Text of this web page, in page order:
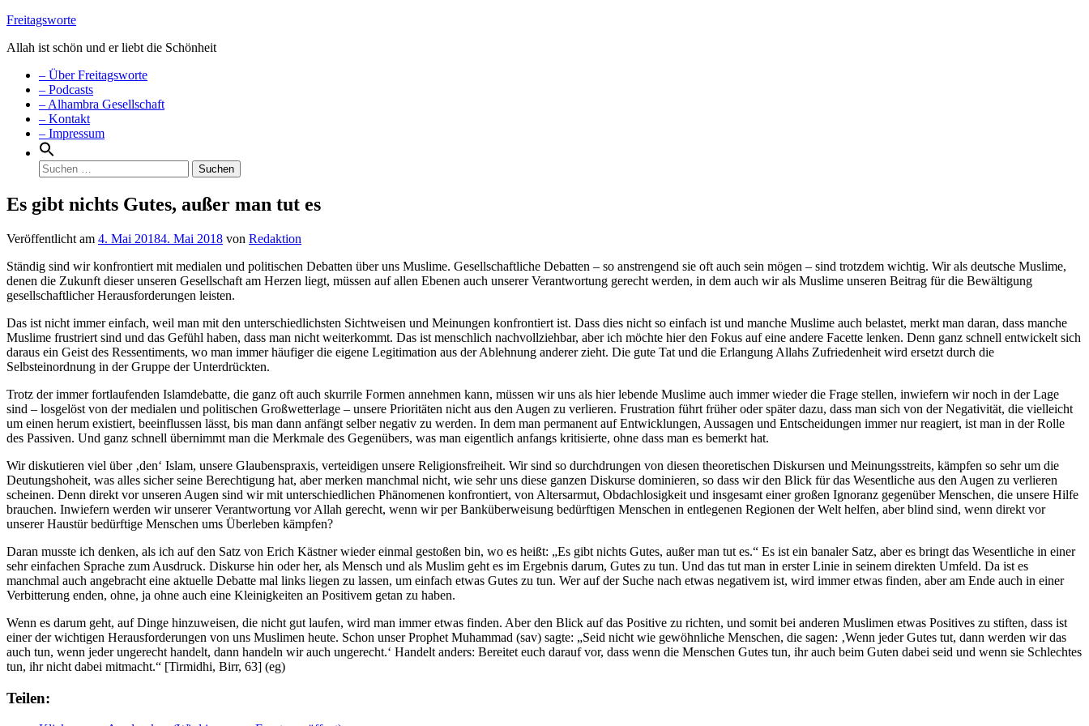
Weiter
Inhalt
Freitagsworte
Allah ist schön und er liebt die Schönheit
Menü– Über Freitagsworte
– Podcasts
– Alhambra Gesellschaft
– Kontakt
– Impressum
Suchen
nach:
Es gibt nichts Gutes, außer man tut es
Veröffentlicht am 4. Mai 20184. Mai 2018 von Redaktion
Ständig sind wir konfrontiert mit medialen und politischen Debatten über uns Muslime. Gesellschaftliche Debatten – so anstrengend sie oft auch sein mögen – sind trotzdem wichtig. Wir als deutsche Muslime,
denen die Zukunft dieser unseren Gesellschaft am Herzen liegt, müssen auf allen Ebenen auch unserer Verantwortung gerecht werden, in dem auch wir als Muslime unseren Beitrag für die Bewältigung
gesellschaftlicher Herausforderungen leisten.
Das ist nicht immer einfach, weil man mit den unterschiedlichsten Sichtweisen und Meinungen konfrontiert ist. Dass dies nicht so einfach ist und manche Muslime auch belastet, merkt man daran, dass manche
Muslime frustriert sind und das Gefühl haben, dass man nicht weiterkommt. Das ist menschlich nachvollziehbar, aber ich möchte hier den Fokus auf eine andere Facette lenken. Denn ganz schnell entwickelt sich
daraus ein Geist des Ressentiments, wo man immer häufiger die eigene Legitimation aus der Ablehnung anderer zieht. Die gute Tat und die Erlangung Allahs Zufriedenheit wird ersetzt durch die
Selbsteinordnung in der Gruppe der Unterdrückten.
Trotz der immer fortlaufenden Islamdebatte, die ganz oft auch skurrile Formen annehmen kann, müssen wir uns als hier lebende Muslime auch immer wieder die Frage stellen, inwiefern wir noch in der Lage
sind – losgelöst von der medialen und politischen Großwetterlage – unsere Prioritäten nicht aus den Augen zu verlieren. Frustration führt früher oder später dazu, dass man sich von der Negativität, die vielleicht
um einen herum existiert, beeinflussen lässt, bis man dann anfängt selber negativ zu werden. In dem man permanent auf Entwicklungen, Aussagen und Entscheidungen immer nur reagiert, ist man in der Rolle
des Passiven. Und ganz schnell übernimmt man die Merkmale des Gegenübers, was man eigentlich anfangs kritisierte, ohne dass man es bemerkt hat.
Wir diskutieren viel über ‚den‘ Islam, unsere Glaubenspraxis, verteidigen unsere Religionsfreiheit. Wir sind so durchdrungen von diesen theoretischen Diskursen und Meinungsstreits, kämpfen so sehr um die
Deutungshoheit, was alles sicher seine Berechtigung hat, aber merken manchmal nicht, wie sehr uns diese ganzen Diskurse dominieren, so dass wir den Blick für das Wesentliche aus den Augen zu verlieren
scheinen. Denn direkt vor unseren Augen sind wir mit unterschiedlichen Phänomenen konfrontiert, von Altersarmut, Obdachlosigkeit und insgesamt einer großen Ignoranz gegenüber Menschen, die unsere Hilfe
brauchen. Inwiefern werden wir unserer Verantwortung vor Allah gerecht, wenn wir per Banküberweisung bedürftigen Menschen in entlegenen Regionen der Welt helfen, aber blind sind, wenn direkt vor
unserer Haustür bedürftige Menschen ums Überleben kämpfen?
Daran musste ich denken, als ich auf den Satz von Erich Kästner wieder einmal gestoßen bin, wo es heißt: „Es gibt nichts Gutes, außer man tut es.“ Es ist ein banaler Satz, aber es bringt das Wesentliche in einer
sehr einfachen Sprache zum Ausdruck. Diskurse hin oder her, als Mensch und als Muslim geht es im Ergebnis darum, Gutes zu tun. Und das tut man in erster Linie in seinem direkten Umfeld. Da ist es
manchmal auch angebracht eine aktuelle Debatte mal links liegen zu lassen, um einfach etwas Gutes zu tun. Wer auf der Suche nach etwas negativem ist, wird immer etwas finden, aber am Ende auch in einer
Verbitterung enden, ohne, ja ohne auch eine Kleinigkeiten an Positivem getan zu haben.
Wenn es darum geht, auf Dinge hinzuweisen, die nicht gut laufen, wird man immer etwas finden. Aber den Blick auf das Positive zu richten, und somit bei anderen Muslimen etwas Positives zu stiften, dass ist
einer der wichtigen Herausforderungen von uns Muslimen heute. Schon unser Prophet Muhammad (sav) sagte: „Seid nicht wie gewöhnliche Menschen, die sagen: ‚Wenn jeder Gutes tut, dann werden wir das
auch tun, wenn jeder ungerecht handelt, dann handeln wir auch ungerecht.‘ Handelt anders: Bereitet euch darauf vor, dass wenn die Menschen Gutes tun, ihr auch beim Guten dabei seid und wenn sie Schlechtes
tun, ihr nicht dabei mitmacht.“ [Tirmidhi, Birr, 63] (eg)
Teilen: